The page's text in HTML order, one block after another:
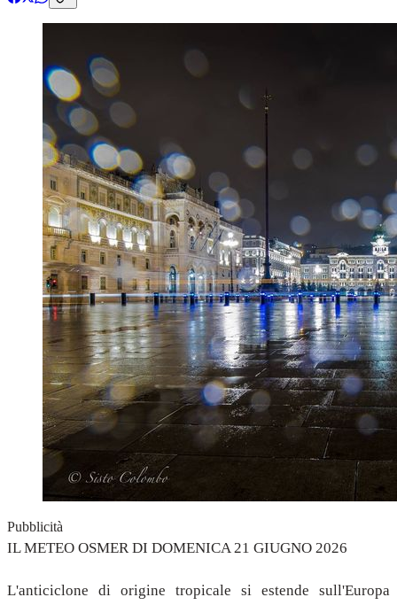
Pubblicità
IL METEO OSMER DI DOMENICA 21 GIUGNO 2026
L'anticiclone di origine tropicale si estende sull'Europa